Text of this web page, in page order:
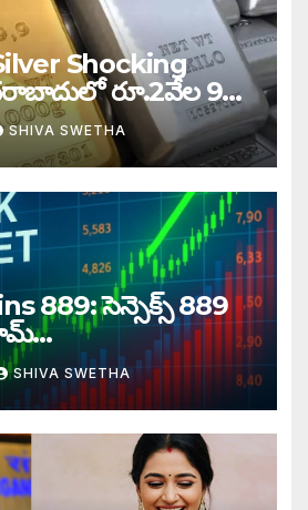
Shocking
రూ.2వేల 900
SHIVA SWETHA
889: సెన్సెక్స్ 889
SHIVA SWETHA